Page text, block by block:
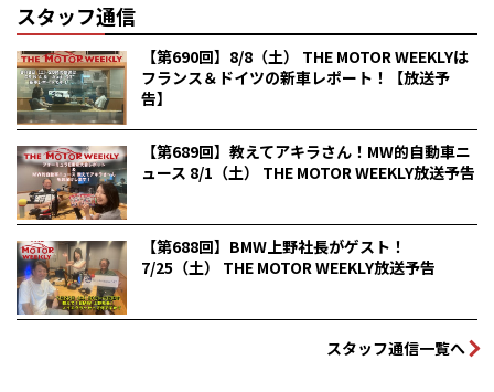
スタッフ通信
【第690回】8/8（土） THE MOTOR WEEKLYは
フランス＆ドイツの新車レポート！【放送予
告】
【第689回】教えてアキラさん！MW的自動車ニ
ュース 8/1（土） THE MOTOR WEEKLY放送予告
【第688回】BMW上野社長がゲスト！
7/25（土） THE MOTOR WEEKLY放送予告
スタッフ通信一覧へ